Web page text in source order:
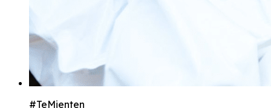
#TeMienten